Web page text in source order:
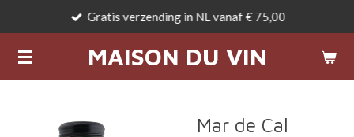
naar
de
MAISON DU VIN
Gratis verzending in NL vanaf € 75,00
Mar de Cal